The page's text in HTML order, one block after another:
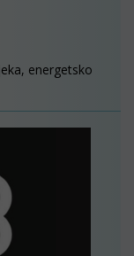
energetsko